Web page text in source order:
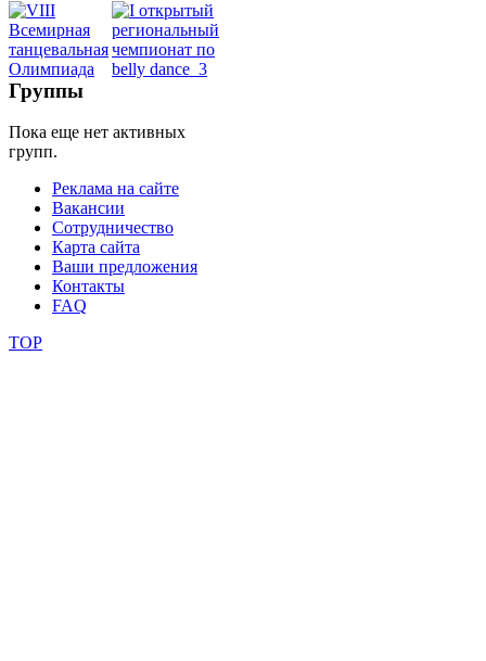
школы
Группы
Пока еще нет активных
групп.
Реклама на сайте
Вакансии
Сотрудничество
Карта сайта
Ваши предложения
Контакты
FAQ
TOP